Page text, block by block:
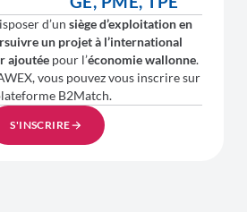
d’un siège d’exploitation en
un projet à l’international
ajoutéepour l’économie wallonne.
vous pouvez vous inscrire sur
B2Match.
S'INSCRIRE